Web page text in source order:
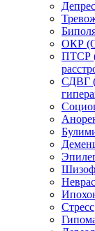
ОКР
ПТСР
СДВГ
Стресс